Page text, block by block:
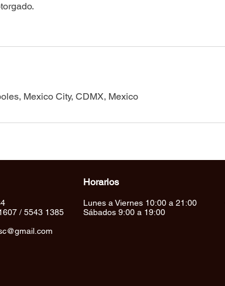
Mexico City, CDMX, Mexico
/ 5543 1385
Horarios
Lunes a Viernes 10:00 a 21:00
Sábados 9:00 a 19:00